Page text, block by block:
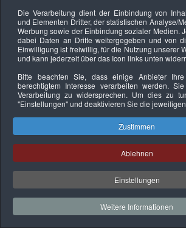
Keine Termine
Datenschutzerklärung Urheberrechtsnachweise
Copyright © 2026. Bundesverband
Sachverständiger und Fachgutachter
Die Verarbeitung dient der Einbindung von
und Elementen Dritter, der statistischen Analyse/
Werbung sowie der Einbindung sozialer Medien.
dabei Daten an Dritte weitergegeben und von
Einwilligung ist freiwillig, für die Nutzung unserer
und kann jederzeit über das Icon links unten
Bitte beachten Sie, dass einige Anbieter
berechtigtem Interesse verarbeiten werden.
Verarbeitung zu widersprechen. Um dies zu
"Einstellungen"und deaktivieren Sie die
Zustimmen
Ablehnen
Einstellungen
Weitere Informationen